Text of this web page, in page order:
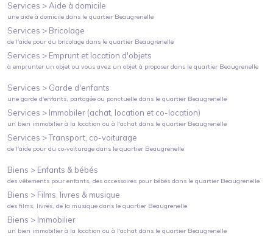
Services >Aide à domicile
une aide à domicile dans le quartier Beaugrenelle
Services > Bricolage
de l'aide pour du bricolage dans le quartier Beaugrenelle
Services > Emprunt et location d'objets
à emprunter un objet ou vous avez un objet à proposer dans le quartier Beaugrenelle
Services > Garde d'enfants
une garde d'enfants, partagée ou ponctuelle dans le quartier Beaugrenelle
Services > Immobiler (achat, location et co-location)
un bien immobilier à la location ou à l'achat dans le quartier Beaugrenelle
Services >Transport, co-voiturage
de l'aide pour du co-voiturage dans le quartier Beaugrenelle
Biens > Enfants & bébés
des vêtements pour enfants, des accessoires pour bébés dans le quartier Beaugrenelle
Biens > Films, livres & musique
des films, livres, de la musique dans le quartier Beaugrenelle
Biens > Immobilier
un bien immobilier à la location ou à l'achat dans le quartier Beaugrenelle